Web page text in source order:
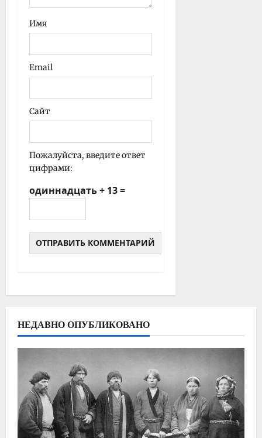
Имя
Email
Сайт
Пожалуйста, введите ответ
цифрами:
одиннадцать + 13 =
НЕДАВНО ОПУБЛИКОВАНО